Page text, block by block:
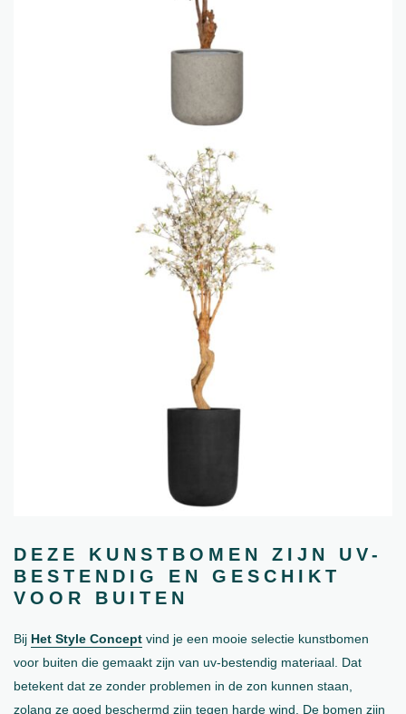
DEZE KUNSTBOMEN ZIJN UV-
BESTENDIG EN GESCHIKT
VOOR BUITEN
Bij Het Style Concept vind je een mooie selectie kunstbomen
voor buiten die gemaakt zijn van uv-bestendig materiaal. Dat
betekent dat ze zonder problemen in de zon kunnen staan,
zolang ze goed beschermd zijn tegen harde wind. De bomen zijn